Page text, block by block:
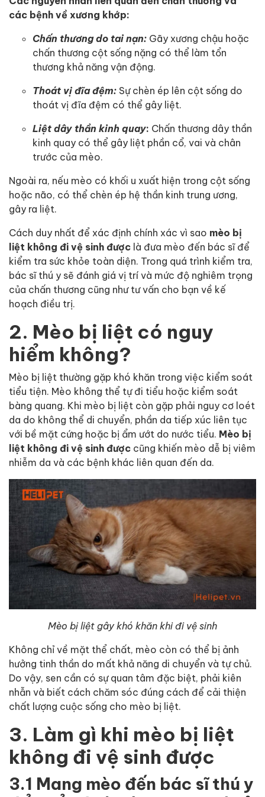
các bệnh về xương khớp:
Chấn thương do tai nạn: Gãy xương chậu hoặc
chấn thương cột sống nặng có thể làm tổn
thương khả năng vận động.
Thoát vị đĩa đệm: Sự chèn ép lên cột sống do
thoát vị đĩa đệm có thể gây liệt.
Liệt dây thần kinh quay: Chấn thương dây thần
kinh quay có thể gây liệt phần cổ, vai và chân
trước của mèo.
Ngoài ra, nếu mèo có khối u xuất hiện trong cột sống
hoặc não, có thể chèn ép hệ thần kinh trung ương,
gây ra liệt.
Cách duy nhất để xác định chính xác vì sao mèo bị
liệt không đi vệ sinh được là đưa mèo đến bác sĩ để
kiểm tra sức khỏe toàn diện. Trong quá trình kiểm tra,
bác sĩ thú y sẽ đánh giá vị trí và mức độ nghiêm trọng
của chấn thương cũng như tư vấn cho bạn về kế
hoạch điều trị.
2. Mèo bị liệt có nguy
hiểm không?
Mèo bị liệt thường gặp khó khăn trong việc kiểm soát
tiểu tiện. Mèo không thể tự đi tiểu hoặc kiểm soát
bàng quang. Khi mèo bị liệt còn gặp phải nguy cơ loét
da do không thể di chuyển, phần da tiếp xúc liên tục
với bề mặt cứng hoặc bị ẩm ướt do nước tiểu. Mèo bị
liệt không đi vệ sinh được cũng khiến mèo dễ bị viêm
nhiễm da và các bệnh khác liên quan đến da.
Mèo bị liệt gây khó khăn khi đi vệ sinh
Không chỉ về mặt thể chất, mèo còn có thể bị ảnh
hưởng tinh thần do mất khả năng di chuyển và tự chủ.
Do vậy, sen cần có sự quan tâm đặc biệt, phải kiên
nhẫn và biết cách chăm sóc đúng cách để cải thiện
chất lượng cuộc sống cho mèo bị liệt.
3. Làm gì khi mèo bị liệt
không đi vệ sinh được
3.1 Mang mèo đến bác sĩ thú y